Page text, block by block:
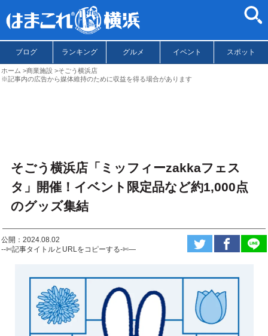
ブログ ランキング グルメ イベント スポット
ホーム 商業施設
そごう横浜店
※記事内の広告から媒体維持のために収益を得る場合があります
そごう横浜店「ミッフィーzakkaフェス
タ」開催！イベント限定品など約1,000点
のグッズ集結
公開：2024.08.02
--✄記事タイトルとURLをコピーする-✄—